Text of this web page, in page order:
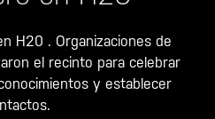
H20 . Organizaciones de
el recinto para celebrar
y establecer